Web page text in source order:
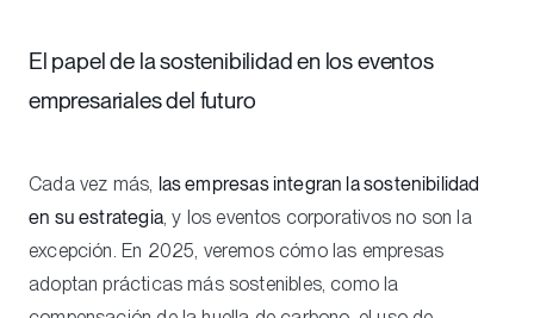
El papel de la sostenibilidad en los eventos
empresariales del futuro
Cada vez más, las empresas integran la sostenibilidad
en su estrategia, y los eventos corporativos no son la
excepción. En 2025, veremos cómo las empresas
adoptan prácticas más sostenibles, como la